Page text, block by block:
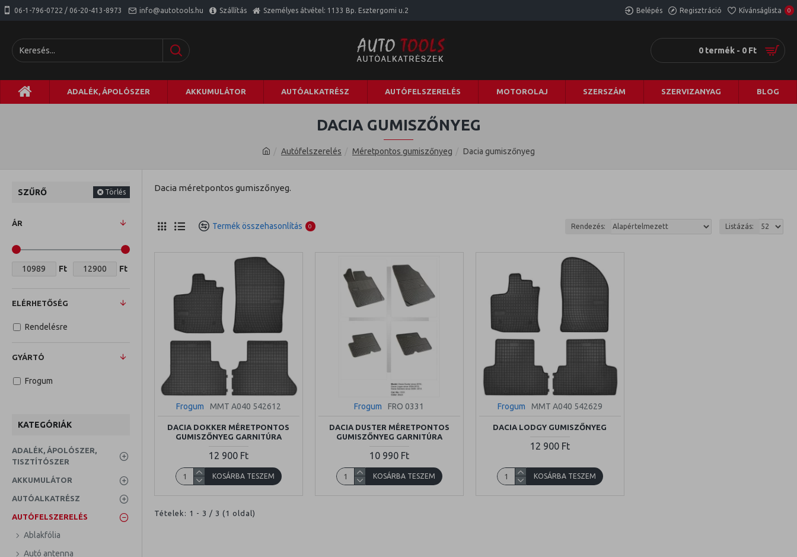
06-1-796-0722 / 06-20-413-8973 info@autotools.hu Szállítás Személyes átvétel: 1133 Bp. Esztergomi u.2 Belépés Regisztráció Kívánságlista 0
0 termék - 0 Ft
ADALÉK, ÁPOLÓSZER AKKUMULÁTOR AUTÓALKATRÉSZ AUTÓFELSZERELÉS MOTOROLAJ SZERSZÁM SZERVIZANYAG BLOG
Autófelszerelés Méretpontos gumiszőnyeg Dacia gumiszőnyeg
DACIA GUMISZŐNYEG
SZŰRŐ Törlés
ÁR
Ft Ft
GYÁRTÓ
Frogum
ELÉRHETŐSÉG
Rendelésre
KATEGÓRIÁK
ADALÉK, ÁPOLÓSZER,
TISZTÍTÓSZER
AKKUMULÁTOR
AUTÓALKATRÉSZ
AUTÓFELSZERELÉS
Ablakfólia
Autó antenna
Dacia méretpontos gumiszőnyeg.
Termék összehasonlítás 0 Rendezés: Listázás:
Frogum MMT A040 542612
DACIA DOKKER MÉRETPONTOS
GUMISZŐNYEG GARNITÚRA
12 900 Ft
KOSÁRBA TESZEM
Frogum FRO 0331
DACIA DUSTER MÉRETPONTOS
GUMISZŐNYEG GARNITÚRA
10 990 Ft
KOSÁRBA TESZEM
Frogum MMT A040 542629
DACIA LODGY GUMISZŐNYEG
12 900 Ft
KOSÁRBA TESZEM
Tételek: 1 - 3 / 3 (1 oldal)